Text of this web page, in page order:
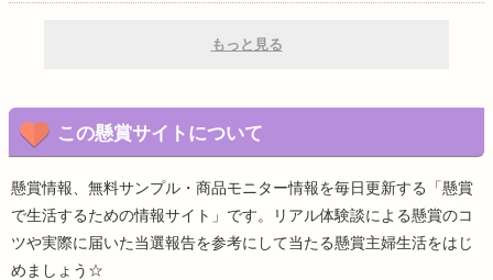
もっと見る
この懸賞サイトについて
懸賞情報、無料サンプル・商品モニター情報を毎日更新する「懸賞
で生活するための情報サイト」です。リアル体験談による懸賞のコ
ツや実際に届いた当選報告を参考にして当たる懸賞主婦生活をはじ
めましょう☆